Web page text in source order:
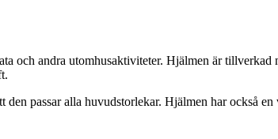
och andra utomhusaktiviteter. Hjälmen är
passar alla huvudstorlekar. Hjälmen har också